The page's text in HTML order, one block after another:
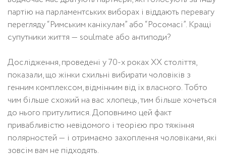
партію на парламентських виборах і віддають перевагу
перегляду “Римським канікулам” або “Росомасі”. Кращі
супутники життя — soulmate або антиподи?
Дослідження, проведені у 70-х роках ХХ століття,
показали, що жінки схильні вибирати чоловіків з
генним комплексом, відмінним від їх власного. Тобто
чим більше схожий на вас хлопець, тим більше хочеться
до нього притулитися. Доповнимо цей факт
привабливістю невідомого і теорією про тяжіння
полярностей — і отримаємо захоплення чоловіками, які
зовсім вам не підходять.